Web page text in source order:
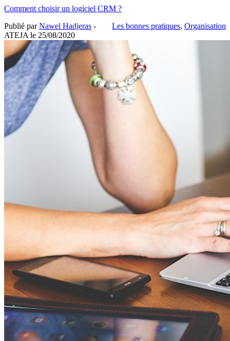
Comment choisir un logiciel CRM ?
Les bonnes pratiques, Organisation
Publié parNawel Hadjeras -
ATEJA le 25/08/2020